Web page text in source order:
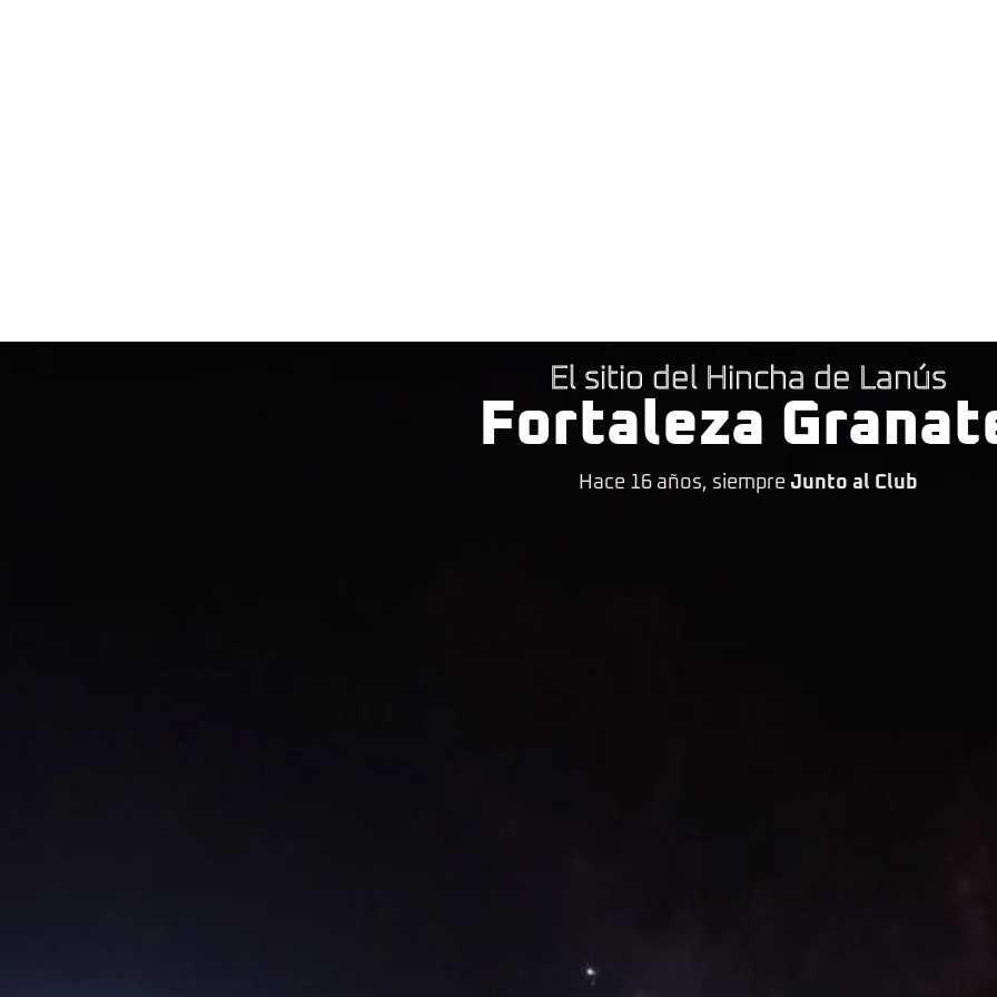
El sitio del Hincha de Lanús
Fortaleza
Hace 16 años, siempre Junto al Club